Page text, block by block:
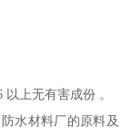
上无有害成份 。
水材料厂的原料及